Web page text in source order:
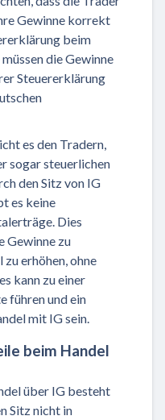
Gewinne korrekt
beim
die Gewinne
Steuererklärung
es den Tradern,
sogar steuerlichen
den Sitz von IG
es keine
Dies
Gewinne zu
erhöhen, ohne
kann zu einer
führen und ein
mit IG sein.
beim Handel
über IG besteht
Sitz nicht in